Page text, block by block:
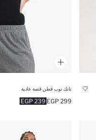
تانك توب قطن قصة عادية
239 EGP 299 EGP